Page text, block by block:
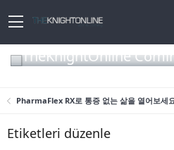
TheKnightOnline
PharmaFlex RX로 통증 없는 삶을 열어보세
Etiketleri düzenle